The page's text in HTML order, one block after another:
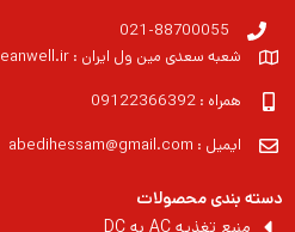
021-88700055
شعبه سعدی مین ول ایران : meanwell.ir
همراه : 09122366392
ایمیل : abedihessam@gmail.com
دسته بندی محصولات